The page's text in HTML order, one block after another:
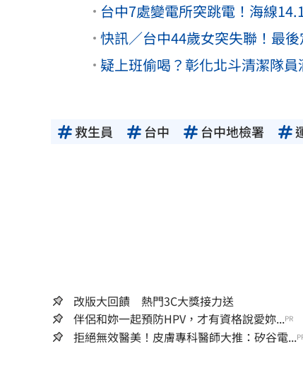
台中7處變電所突跳電！海線
快訊／台中44歲女突失聯！最
疑上班偷喝？彰化北斗清潔隊
救生員 台中 台中地檢署
改版大回饋 熱門3C大獎接力送
伴侶和妳一起預防HPV，才有資格說愛妳...PR
拒絕無效醫美！皮膚專科醫師大推：矽谷電...